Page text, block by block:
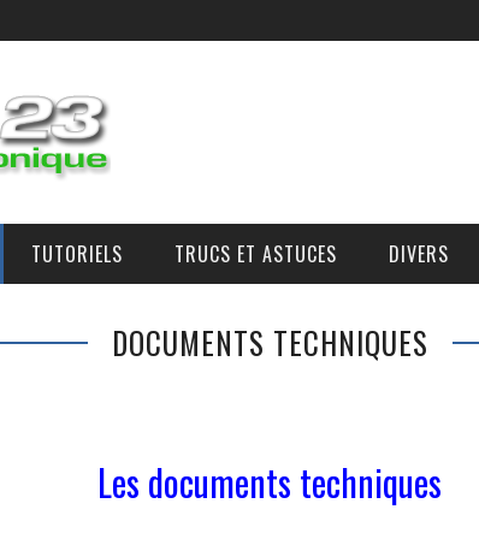
TUTORIELS TRUCS ET ASTUCES DIVERS
DOCUMENTS TECHNIQUES
Les documents techniques